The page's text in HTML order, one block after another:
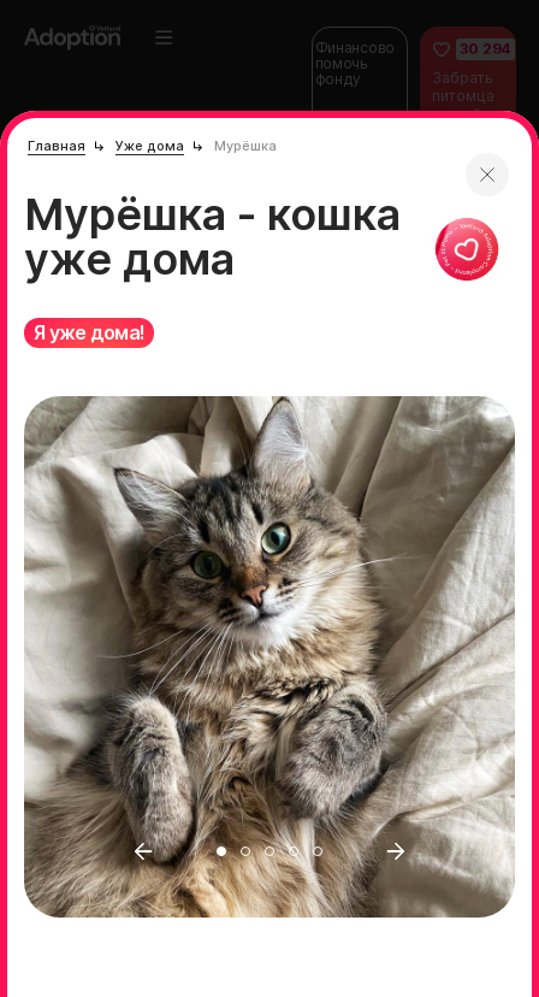
Финансово
помочь
фонду
30 294
Забрать
питомца
домой
Главная Уже дома Мурёшка
Мурёшка - кошка
уже дома
Я уже дома!